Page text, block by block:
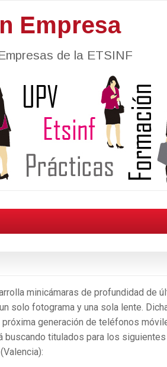
Empresa
de la ETSINF
minicámaras de profundidad de
solo fotograma y una sola lente.
generación de teléfonos
titulados para los